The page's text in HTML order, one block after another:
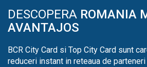
DESCOPERA ROMANIA
AVANTAJOS
BCR City Card si Top City Card sunt
reduceri instant in reteaua de